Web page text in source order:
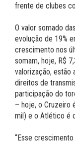
frente de clubes
O valor somado
evolução de 19%
crescimento nos
somam, hoje, R$
valorização, estão
direitos de
participação do
– hoje, o Cruzeiro
mil) e o Atlético é
“Esse